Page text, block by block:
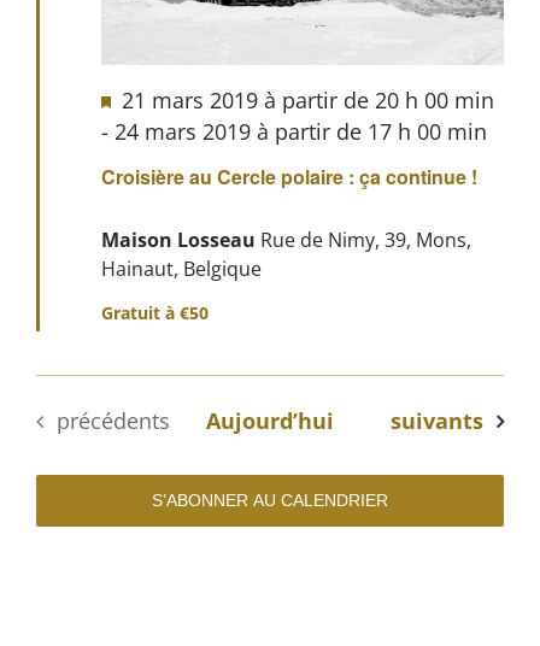
Croisière au Cercle polaire : ça continue !
21 mars 2019 à partir de 20 h 00 min
- 24 mars 2019 à partir de 17 h 00 min
Maison Losseau Rue de Nimy, 39, Mons,
Hainaut, Belgique
Gratuit à €50
Évènements
précédents Aujourd’hui Évènements
suivants
S’ABONNER AU CALENDRIER